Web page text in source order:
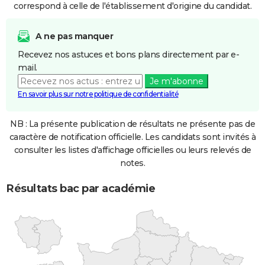
correspond à celle de l'établissement d'origine du candidat.
A ne pas manquer
Recevez nos astuces et bons plans directement par e-
mail.
Je m'abonne
En savoir plus sur notre politique de confidentialité
NB : La présente publication de résultats ne présente pas de
caractère de notification officielle. Les candidats sont invités à
consulter les listes d'affichage officielles ou leurs relevés de
notes.
Résultats bac par académie